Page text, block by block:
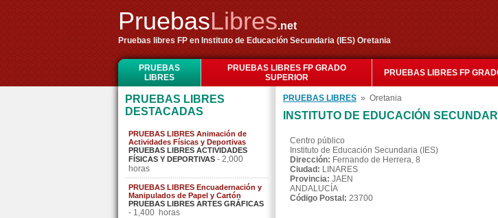
PruebasLibres.net
Pruebas libres FP en Instituto de Educación Secundaria (IES) Oretania
PRUEBAS
LIBRES
PRUEBAS LIBRES FP GRADO
SUPERIOR
PRUEBAS LIBRES FP
PRUEBAS LIBRES
DESTACADAS
PRUEBAS LIBRES Animación de
Actividades Físicas y Deportivas
PRUEBAS LIBRES ACTIVIDADES
FÍSICAS Y DEPORTIVAS - 2,000
horas
PRUEBAS LIBRES Encuadernación y
Manipulados de Papel y Cartón
PRUEBAS LIBRES ARTES GRÁFICAS
- 1,400 horas
PRUEBAS LIBRES » Oretania
INSTITUTO DE EDUCACIÓN
Centro público
Instituto de Educación Secundaria (IES)
Dirección: Fernando de Herrera, 8
Ciudad: LINARES
Provincia: JAEN
ANDALUCÍA
Código Postal: 23700